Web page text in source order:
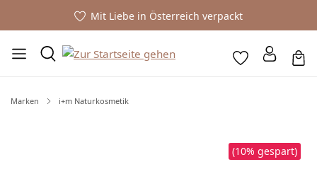
Mit Liebe in Österreich verpackt
Marken i+m Naturkosmetik
(10% gespart)